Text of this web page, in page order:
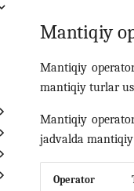
Mantiqiy
Mantiqiy
mantiqiy turlar
Mantiqiy
jadvalda
Operator